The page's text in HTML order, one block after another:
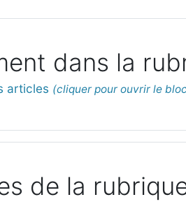
dans la
articles
de la